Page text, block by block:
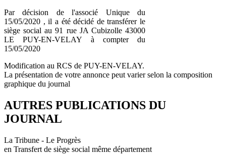
Par décision de l'associé Unique du
15/05/2020 , il a été décidé de transférer le
siège social au 91 rue JA Cubizolle 43000
LE PUY-EN-VELAY à compter du
15/05/2020
Modification au RCS de PUY-EN-VELAY.
La présentation de votre annonce peut varier selon la composition
graphique du journal
AUTRES PUBLICATIONS DU
JOURNAL
La Tribune - Le Progrès
en Transfert de siège social même département